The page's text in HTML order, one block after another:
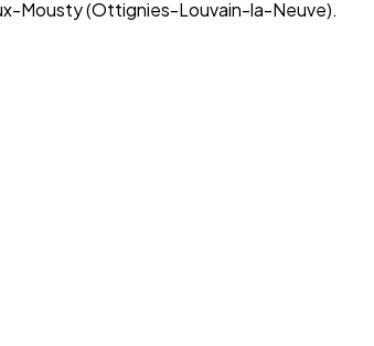
Mousty (Ottignies-Louvain-la-Neuve).